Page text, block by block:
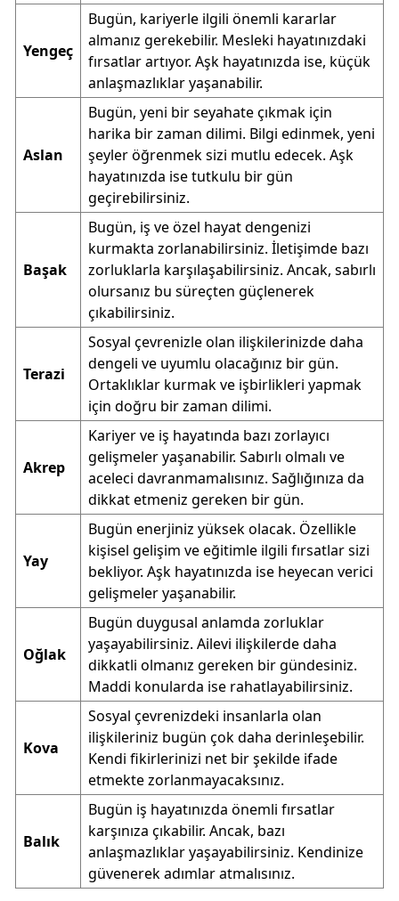
Yengeç
Bugün, kariyerle ilgili önemli kararlar
almanız gerekebilir. Mesleki hayatınızdaki
fırsatlar artıyor. Aşk hayatınızda ise, küçük
anlaşmazlıklar yaşanabilir.
Aslan
Bugün, yeni bir seyahate çıkmak için
harika bir zaman dilimi. Bilgi edinmek, yeni
şeyler öğrenmek sizi mutlu edecek. Aşk
hayatınızda ise tutkulu bir gün
geçirebilirsiniz.
Başak
Bugün, iş ve özel hayat dengenizi
kurmakta zorlanabilirsiniz. İletişimde bazı
zorluklarla karşılaşabilirsiniz. Ancak, sabırlı
olursanız bu süreçten güçlenerek
çıkabilirsiniz.
Terazi
Sosyal çevrenizle olan ilişkilerinizde daha
dengeli ve uyumlu olacağınız bir gün.
Ortaklıklar kurmak ve işbirlikleri yapmak
için doğru bir zaman dilimi.
Akrep
Kariyer ve iş hayatında bazı zorlayıcı
gelişmeler yaşanabilir. Sabırlı olmalı ve
aceleci davranmamalısınız. Sağlığınıza da
dikkat etmeniz gereken bir gün.
Yay
Bugün enerjiniz yüksek olacak. Özellikle
kişisel gelişim ve eğitimle ilgili fırsatlar sizi
bekliyor. Aşk hayatınızda ise heyecan verici
gelişmeler yaşanabilir.
Oğlak
Bugün duygusal anlamda zorluklar
yaşayabilirsiniz. Ailevi ilişkilerde daha
dikkatli olmanız gereken bir gündesiniz.
Maddi konularda ise rahatlayabilirsiniz.
Kova
Sosyal çevrenizdeki insanlarla olan
ilişkileriniz bugün çok daha derinleşebilir.
Kendi fikirlerinizi net bir şekilde ifade
etmekte zorlanmayacaksınız.
Balık
Bugün iş hayatınızda önemli fırsatlar
karşınıza çıkabilir. Ancak, bazı
anlaşmazlıklar yaşayabilirsiniz. Kendinize
güvenerek adımlar atmalısınız.